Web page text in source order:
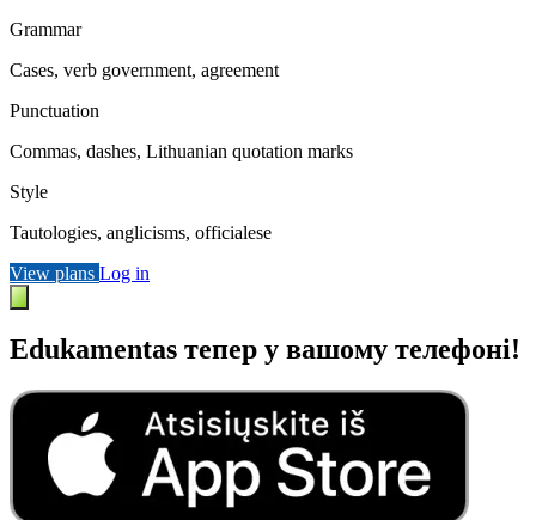
Grammar
Cases, verb government, agreement
Punctuation
Commas, dashes, Lithuanian quotation marks
Style
Tautologies, anglicisms, officialese
View plans Log in
Edukamentas тепер у вашому телефоні!